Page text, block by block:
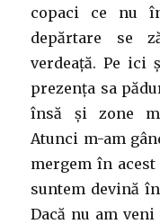
copaci ce nu
depărtare se
verdeață. Pe ici
prezența sa
însă și zone
Atunci m-am
mergem în
suntem devină
Dacă nu am